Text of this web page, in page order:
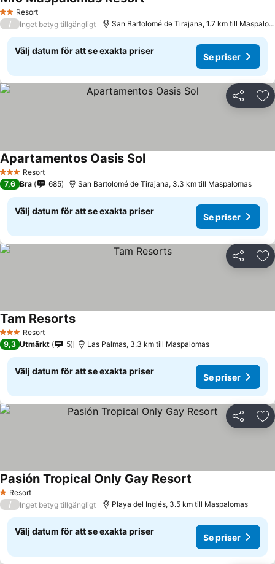
2 Stjärnor
Resort
/ Inget betyg tillgängligt San Bartolomé de Tirajana, 1.7 km till Maspalomas
Välj datum för att se exakta priser
Se priser
Dela
3 StjärnorResort
Apartamentos Oasis Sol
7,6 Bra 685 San Bartolomé de Tirajana, 3.3 km till Maspalomas
Välj datum för att se exakta priser
Se priser
Dela
3 StjärnorResort
Tam Resorts
9,3 Utmärkt 5 Las Palmas, 3.3 km till Maspalomas
Välj datum för att se exakta priser
Se priser
Dela
1 Stjärnor
Resort
Pasión Tropical Only Gay Resort
/ Inget betyg tillgängligt Playa del Inglés, 3.5 km till Maspalomas
Välj datum för att se exakta priser
Se priser